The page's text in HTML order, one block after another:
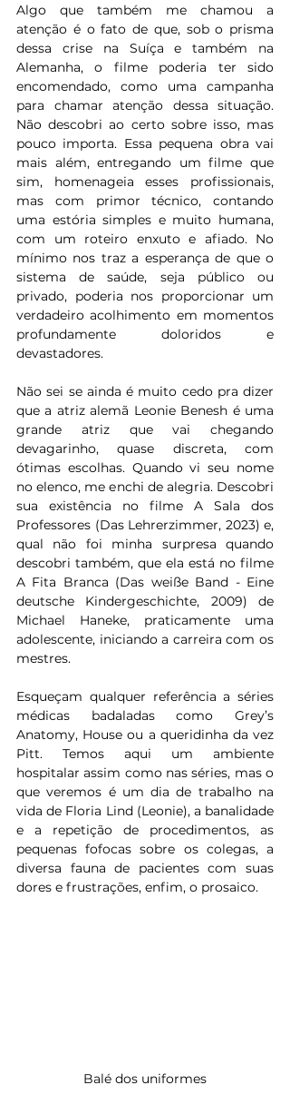
Algo que também me chamou a
atenção é o fato de que, sob o prisma
dessa crise na Suíça e também na
Alemanha, o filme poderia ter sido
encomendado, como uma campanha
para chamar atenção dessa situação.
Não descobri ao certo sobre isso, mas
pouco importa. Essa pequena obra vai
mais além, entregando um filme que
sim, homenageia esses profissionais,
mas com primor técnico, contando
uma estória simples e muito humana,
com um roteiro enxuto e afiado. No
mínimo nos traz a esperança de que o
sistema de saúde, seja público ou
privado, poderia nos proporcionar um
verdadeiro acolhimento em momentos
profundamente doloridos e
devastadores.
Não sei se ainda é muito cedo pra dizer
que a atriz alemã Leonie Benesh é uma
grande atriz que vai chegando
devagarinho, quase discreta, com
ótimas escolhas. Quando vi seu nome
no elenco, me enchi de alegria. Descobri
sua existência no filme A Sala dos
Professores (Das Lehrerzimmer, 2023) e,
qual não foi minha surpresa quando
descobri também, que ela está no filme
A Fita Branca (Das weiße Band - Eine
deutsche Kindergeschichte, 2009) de
Michael Haneke, praticamente uma
adolescente, iniciando a carreira com os
mestres.
Esqueçam qualquer referência a séries
médicas badaladas como Grey’s
Anatomy, House ou a queridinha da vez
Pitt. Temos aqui um ambiente
hospitalar assim como nas séries, mas o
que veremos é um dia de trabalho na
vida de Floria Lind (Leonie), a banalidade
e a repetição de procedimentos, as
pequenas fofocas sobre os colegas, a
diversa fauna de pacientes com suas
dores e frustrações, enfim, o prosaico.
Balé dos uniformes